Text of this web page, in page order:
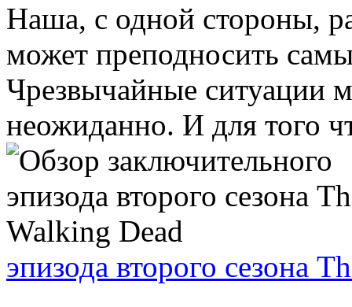
Наша, с одной стороны,
может преподносить
Чрезвычайные ситуации
неожиданно. И для того
эпизода второго сезона